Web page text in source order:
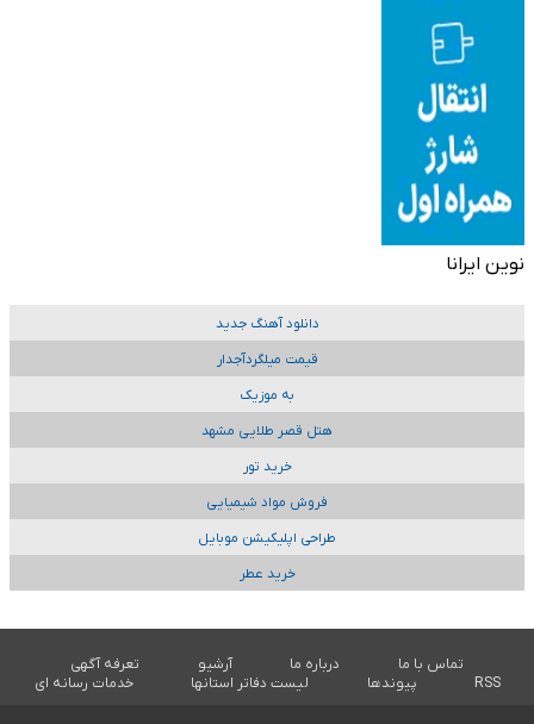
نوین ایرانا
دانلود آهنگ جدید
قیمت میلگردآجدار
به موزیک
هتل قصر طلایی مشهد
خرید تور
فروش مواد شیمیایی
طراحی اپلیکیشن موبایل
خرید عطر
تماس با ما درباره ما آرشیو
تعرفه آگهی
RSS
پیوندها لیست دفاتر استانها خدمات رسانه ای